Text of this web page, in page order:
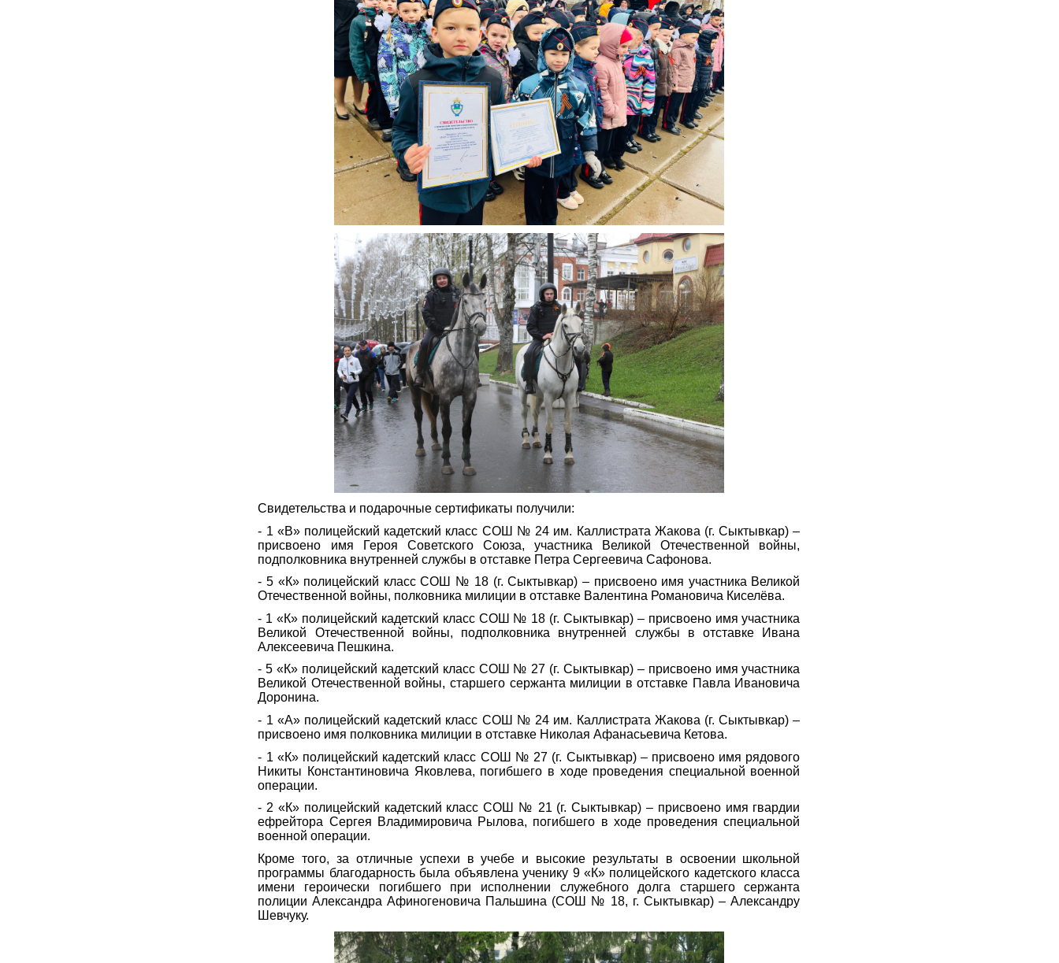
Свидетельства и подарочные сертификаты получили:
- 1 «В» полицейский кадетский класс СОШ № 24 им. Каллистрата Жакова (г. Сыктывкар) –
присвоено имя Героя Советского Союза, участника Великой Отечественной войны,
подполковника внутренней службы в отставке Петра Сергеевича Сафонова.
- 5 «К» полицейский класс СОШ № 18 (г. Сыктывкар) – присвоено имя участника Великой
Отечественной войны, полковника милиции в отставке Валентина Романовича Киселёва.
- 1 «К» полицейский кадетский класс СОШ № 18 (г. Сыктывкар) – присвоено имя участника
Великой Отечественной войны, подполковника внутренней службы в отставке Ивана
Алексеевича Пешкина.
- 5 «К» полицейский кадетский класс СОШ № 27 (г. Сыктывкар) – присвоено имя участника
Великой Отечественной войны, старшего сержанта милиции в отставке Павла Ивановича
Доронина.
- 1 «А» полицейский кадетский класс СОШ № 24 им. Каллистрата Жакова (г. Сыктывкар) –
присвоено имя полковника милиции в отставке Николая Афанасьевича Кетова.
- 1 «К» полицейский кадетский класс СОШ № 27 (г. Сыктывкар) – присвоено имя рядового
Никиты Константиновича Яковлева, погибшего в ходе проведения специальной военной
операции.
- 2 «К» полицейский кадетский класс СОШ № 21 (г. Сыктывкар) – присвоено имя гвардии
ефрейтора Сергея Владимировича Рылова, погибшего в ходе проведения специальной
военной операции.
Кроме того, за отличные успехи в учебе и высокие результаты в освоении школьной
программы благодарность была объявлена ученику 9 «К» полицейского кадетского класса
имени героически погибшего при исполнении служебного долга старшего сержанта
полиции Александра Афиногеновича Пальшина (СОШ № 18, г. Сыктывкар) – Александру
Шевчуку.